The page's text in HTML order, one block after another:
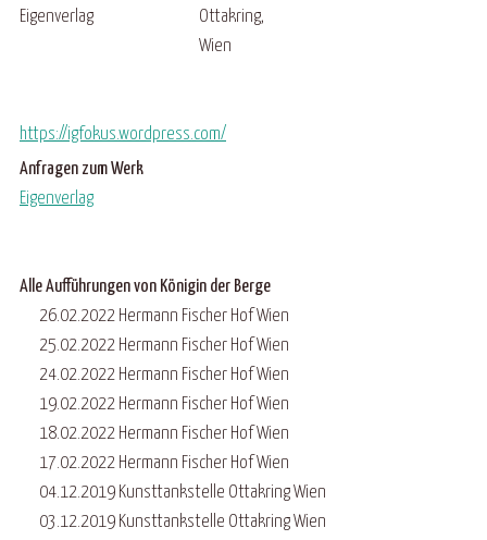
Eigenverlag
Ottakring,
Wien
https://igfokus.wordpress.com/
Anfragen zum Werk
Eigenverlag
Alle Aufführungen von Königin der Berge
26.02.2022 Hermann Fischer Hof Wien
25.02.2022 Hermann Fischer Hof Wien
24.02.2022 Hermann Fischer Hof Wien
19.02.2022 Hermann Fischer Hof Wien
18.02.2022 Hermann Fischer Hof Wien
17.02.2022 Hermann Fischer Hof Wien
04.12.2019 Kunsttankstelle Ottakring Wien
03.12.2019 Kunsttankstelle Ottakring Wien